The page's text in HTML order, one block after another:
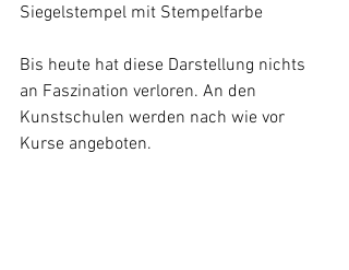
Siegelstempel mit Stempelfarbe
Bis heute hat diese Darstellung nichts
an Faszination verloren. An den
Kunstschulen werden nach wie vor
Kurse angeboten.